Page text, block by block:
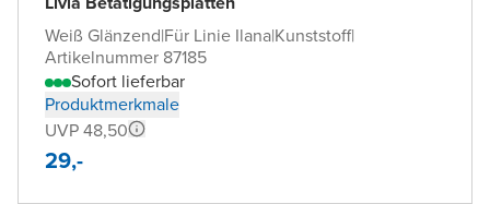
Weiß Glänzend|Für Linie Ilana|Kunststoff|
Artikelnummer 87185
Sofort lieferbar
Produktmerkmale
UVP 48,50
29,-